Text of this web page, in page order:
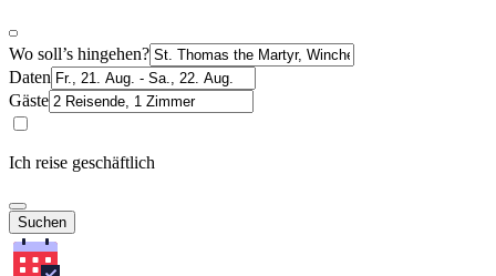
Wo soll’s hingehen?
Daten
Gäste
Ich reise geschäftlich
Suchen